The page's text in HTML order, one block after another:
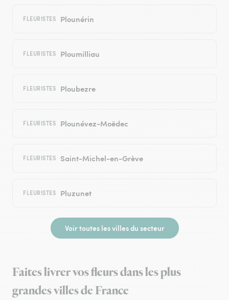
FLEURISTES Plounérin
FLEURISTES Ploumilliau
FLEURISTES Ploubezre
FLEURISTES Plounévez-Moëdec
FLEURISTES Saint-Michel-en-Grève
FLEURISTES Pluzunet
Voir toutes les villes du secteur
Faites livrer vos fleurs dans les plus
grandes villes de France